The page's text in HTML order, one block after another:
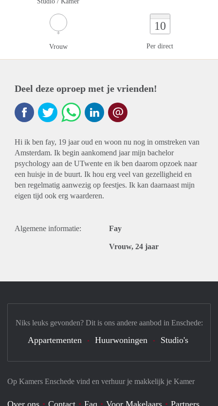
Vrouw
10
Per direct
Deel deze oproep met je vrienden!
Hi ik ben fay, 19 jaar oud en woon nu nog in omstreken van
Amsterdam. Ik begin aankomend jaar mijn bachelor
psychology aan de UTwente en ik ben daarom opzoek naar
een huisje in de buurt. Ik hou erg veel van gezelligheid en
ben regelmatig aanwezig op feestjes. Ik kan daarnaast mijn
eigen tijd ook erg waarderen.
Algemene informatie: Fay
Vrouw, 24 jaar
Op Kamers Enschede vind en verhuur je makkelijk je Kamer
Over ons Contact Faq Voor Makelaars Partners
Niks leuks gevonden? Dit is ons andere aanbod in Enschede:
Appartementen Huurwoningen Studio's